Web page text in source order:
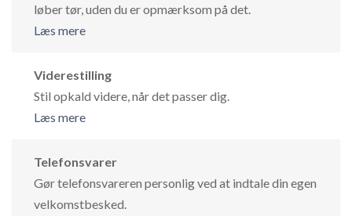
løber tør, uden du er opmærksom på det.
Læs mere
Viderestilling
Stil opkald videre, når det passer dig.
Læs mere
Telefonsvarer
Gør telefonsvareren personlig ved at indtale din egen
velkomstbesked.